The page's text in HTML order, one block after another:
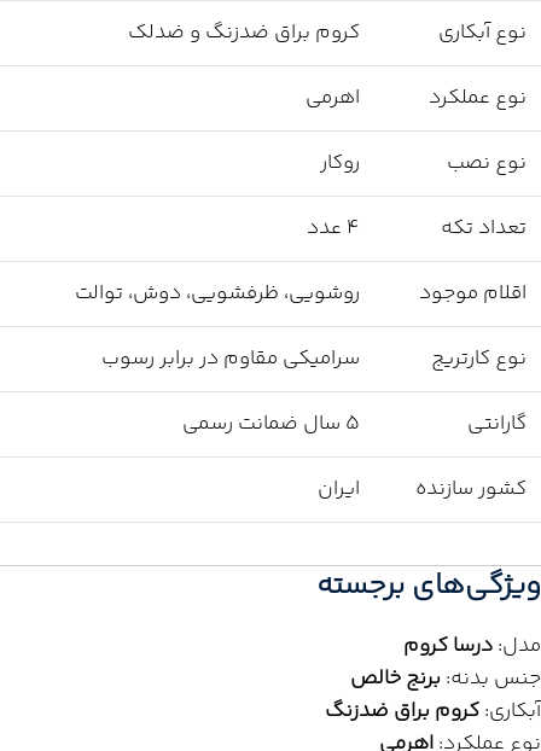
نوع آبکاری کروم براق ضدزنگ و ضدلک
نوع عملکرد اهرمی
نوع نصب روکار
تعداد تکه ۴ عدد
اقلام موجود روشویی، ظرفشویی، دوش، توالت
نوع کارتریج سرامیکی مقاوم در برابر رسوب
گارانتی ۵ سال ضمانت رسمی
کشور سازنده ایران
ویژگی‌های برجسته
مدل:درسا کروم
جنس بدنه: برنج خالص
آبکاری:کروم براق ضدزنگ
نوع عملکرد:اهرمی